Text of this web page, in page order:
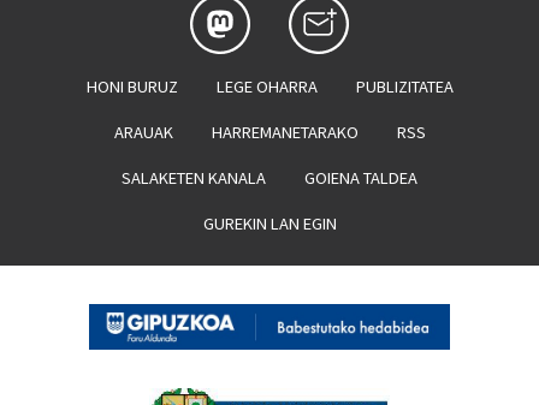
HONI BURUZ LEGE OHARRA PUBLIZITATEA
ARAUAK HARREMANETARAKO RSS
SALAKETEN KANALA GOIENA TALDEA
GUREKIN LAN EGIN